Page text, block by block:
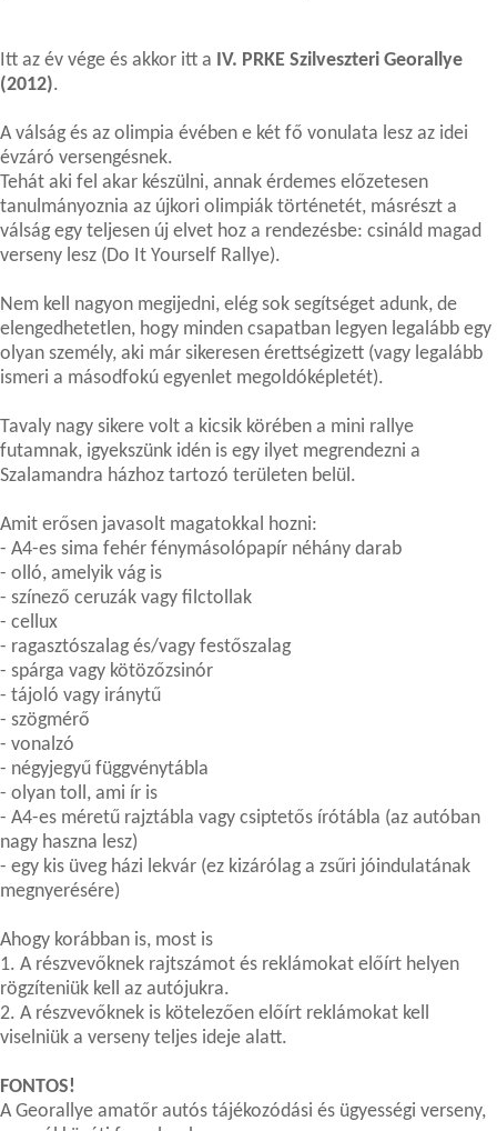
Itt az év vége és akkor itt a IV. PRKE Szilveszteri Georallye
(2012).
A válság és az olimpia évében e két fő vonulata lesz az idei
évzáró versengésnek.
Tehát aki fel akar készülni, annak érdemes előzetesen
tanulmányoznia az újkori olimpiák történetét, másrészt a
válság egy teljesen új elvet hoz a rendezésbe: csináld magad
verseny lesz (Do It Yourself Rallye).
Nem kell nagyon megijedni, elég sok segítséget adunk, de
elengedhetetlen, hogy minden csapatban legyen legalább egy
olyan személy, aki már sikeresen érettségizett (vagy legalább
ismeri a másodfokú egyenlet megoldóképletét).
Tavaly nagy sikere volt a kicsik körében a mini rallye
futamnak, igyekszünk idén is egy ilyet megrendezni a
Szalamandra házhoz tartozó területen belül.
Amit erősen javasolt magatokkal hozni:
- A4-es sima fehér fénymásolópapír néhány darab
- olló, amelyik vág is
- színező ceruzák vagy filctollak
- cellux
- ragasztószalag és/vagy festőszalag
- spárga vagy kötözőzsinór
- tájoló vagy iránytű
- szögmérő
- vonalzó
- négyjegyű függvénytábla
- olyan toll, ami ír is
- A4-es méretű rajztábla vagy csiptetős írótábla (az autóban
nagy haszna lesz)
- egy kis üveg házi lekvár (ez kizárólag a zsűri jóindulatának
megnyerésére)
Ahogy korábban is, most is
1. A részvevőknek rajtszámot és reklámokat előírt helyen
rögzíteniük kell az autójukra.
2. A részvevőknek is kötelezően előírt reklámokat kell
viselniük a verseny teljes ideje alatt.
FONTOS!
A Georallye amatőr autós tájékozódási és ügyességi verseny,